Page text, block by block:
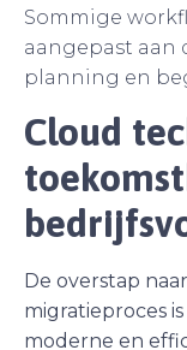
Sommige
aangepast aan
planning en
Cloud
De overstap
migratieproces
moderne en